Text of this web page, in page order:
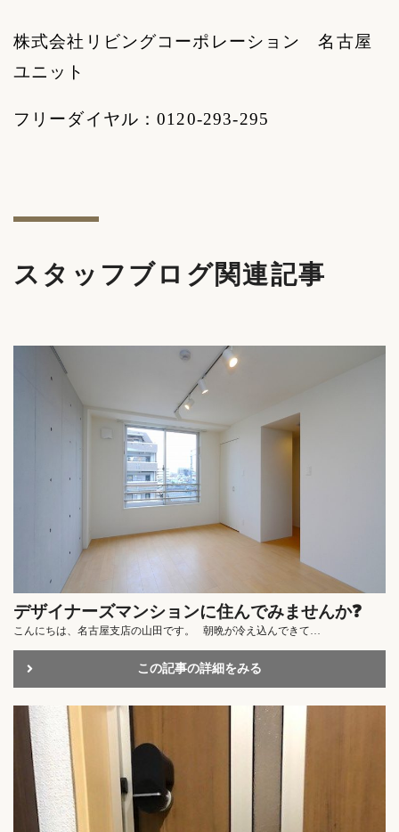
株式会社リビングコーポレーション 名古屋
ユニット
フリーダイヤル：0120-293-295
スタッフブログ関連記事
デザイナーズマンションに住んでみませんか❓
こんにちは、名古屋支店の山田です。 朝晩が冷え込んできて…
この記事の詳細をみる